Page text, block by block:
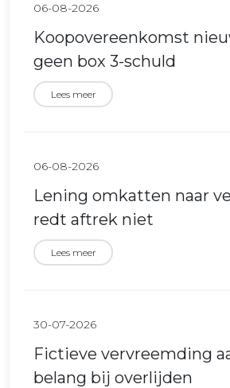
06-08-2026
Koopovereenkomst
geen box 3-schuld
Lees meer
06-08-2026
Lening omkatten naar
redt aftrek niet
Lees meer
30-07-2026
Fictieve vervreemding
belang bij overlijden